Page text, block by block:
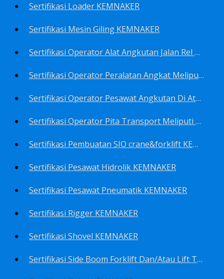
Sertifikasi Loader KEMNAKER
Sertifikasi Mesin Giling KEMNAKER
Sertifikasi Operator Alat Angkutan Jalan Rel Meliputi Operator Lokomotif Dan Lori KEMNAKER
Sertifikasi Operator Peralatan Angkat Meliputi Operator Dongkrak Mekanik (Lier) KEMNAKER
Sertifikasi Operator Pesawat Angkutan Di Atas Landasan Dan Di Atas Permukaan Meliputi Antara Lain Operator: Dump Truk KEMNAKER
Sertifikasi Operator Pita Transport Meliputi Operator Eskalator KEMNAKER
Sertifikasi Pembuatan SIO crane&forklift KEMNAKER
Sertifikasi Pesawat Hidrolik KEMNAKER
Sertifikasi Pesawat Pneumatik KEMNAKER
Sertifikasi Rigger KEMNAKER
Sertifikasi Shovel KEMNAKER
Sertifikasi Side Boom Forklift Dan/Atau Lift Truk KEMNAKER